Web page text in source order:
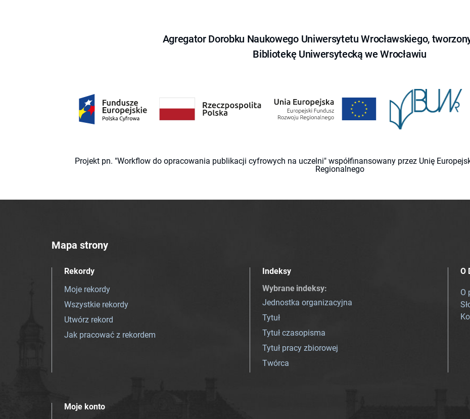
Agregator Dorobku Naukowego Uniwersytetu Wrocławskiego,
Bibliotekę Uniwersytecką we Wrocławiu
Projekt pn. "Workflow do opracowania publikacji cyfrowych na uczelni" współfinansowany przez Unię
Regionalnego
Mapa strony
Rekordy
Moje rekordy
Wszystkie rekordy
Utwórz rekord
Jak pracować z rekordem
Indeksy
Wybrane indeksy:
Jednostka organizacyjna
Tytuł
Tytuł czasopisma
Tytuł pracy zbiorowej
Twórca
O
O
Moje konto